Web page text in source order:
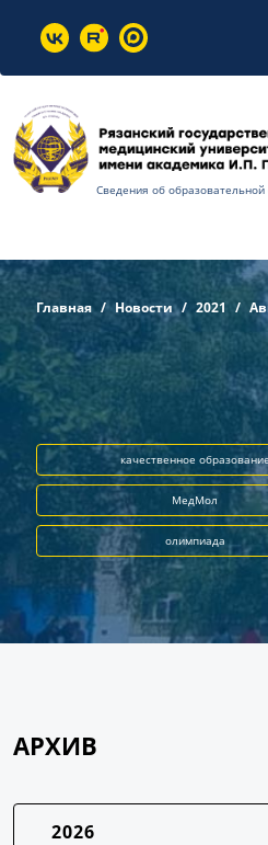
Сведения об образовательной
Главная Новости 2021
качественное образование
МедМол
олимпиада
АРХИВ
2026